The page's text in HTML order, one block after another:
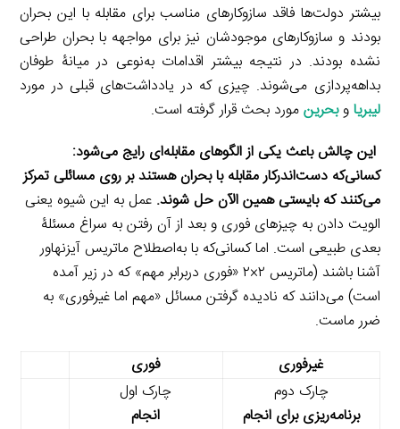
بیشتر دولت‌ها فاقد سازوکارهای مناسب برای مقابله با این بحران
بودند و سازوکارهای موجودشان نیز برای مواجهه با بحران طراحی
نشده بودند. در نتیجه بیشتر اقدامات به‌نوعی در میانۀ طوفان
بداهه‌پردازی می‌شوند. چیزی که در یادداشت‌های قبلی در مورد
لیبریاوبحرینمورد بحث قرار گرفته است.
این چالش باعث یکی از الگوهای مقابله‌ای رایج می‌شود:
کسانی‌که دست‌اندرکار مقابله با بحران هستند بر روی مسائلی تمرکز
می‌کنند که بایستی همین الآن حل شوند.عمل به این شیوه یعنی
الویت دادن به چیزهای فوری و بعد از آن رفتن به سراغ مسئلۀ
بعدی طبیعی است. اما کسانی‌که با به‌اصطلاح ماتریس آیزنهاور
آشنا باشند (ماتریس ۲×۲ «فوری دربرابر مهم» که در زیر آمده
است) می‌دانند که نادیده گرفتن مسائل «مهم اما غیرفوری» به
ضرر ماست.
غیرفوری
فوری
چارک دوم
برنامه‌ریزی برای انجام
چارک اول
انجام